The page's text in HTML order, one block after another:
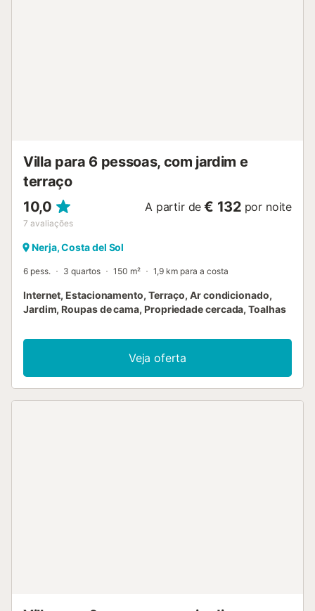
Villa para 6 pessoas, com jardim e
terraço
10,0
7 avaliações
A partir de € 132 por noite
Nerja, Costa del Sol
6 pess. 3 quartos 150 m² 1,9 km para a costa
Internet, Estacionamento, Terraço, Ar condicionado,
Jardim, Roupas de cama, Propriedade cercada, Toalhas
Veja oferta